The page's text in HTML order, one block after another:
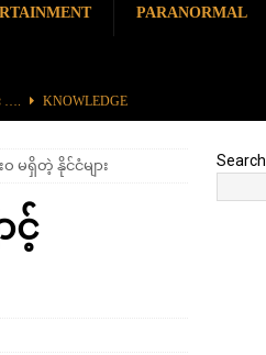
PARANORMAL
…. KNOWLEDGE
က်ပန်းခြံ
KNOWLEDGE
အား ဘယ်လောက်ရှိခဲ့လဲ
မရှိတဲ့ နိုင်ငံများ
င့်
Search